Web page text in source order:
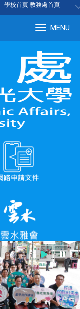
學校首頁 教務處首頁
MENU